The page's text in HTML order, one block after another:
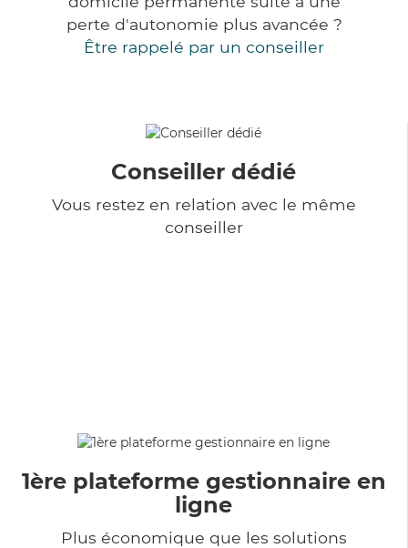
perte d'autonomie plus avancée ?
Être rappelé par un conseiller
Conseiller dédié
Vous restez en relation avec le même
conseiller
1ère plateforme gestionnaire en
ligne
Plus économique que les solutions